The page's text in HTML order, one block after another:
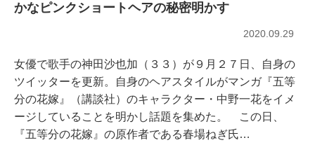
かなピンクショートヘアの秘密明かす
2020.09.29
女優で歌手の神田沙也加（３３）が９月２７日、自身の
ツイッターを更新。自身のヘアスタイルがマンガ『五等
分の花嫁』（講談社）のキャラクター・中野一花をイメ
ージしていることを明かし話題を集めた。 この日、
『五等分の花嫁』の原作者である春場ねぎ氏…